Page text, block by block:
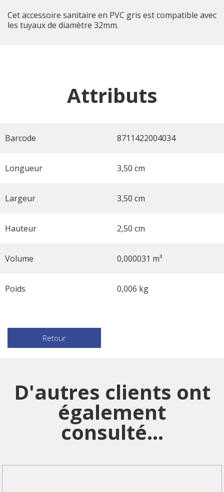
Cet accessoire sanitaire en PVC gris est compatible avec
les tuyaux de diamètre 32mm.
Attributs
Barcode 8711422004034
Longueur 3,50 cm
Largeur 3,50 cm
Hauteur 2,50 cm
Volume 0,000031 m³
Poids 0,006 kg
Retour
D'autres clients ont
également
consulté...